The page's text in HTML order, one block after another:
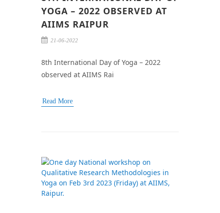
YOGA – 2022 OBSERVED AT
AIIMS RAIPUR
21-06-2022
8th International Day of Yoga – 2022
observed at AIIMS Rai
Read More